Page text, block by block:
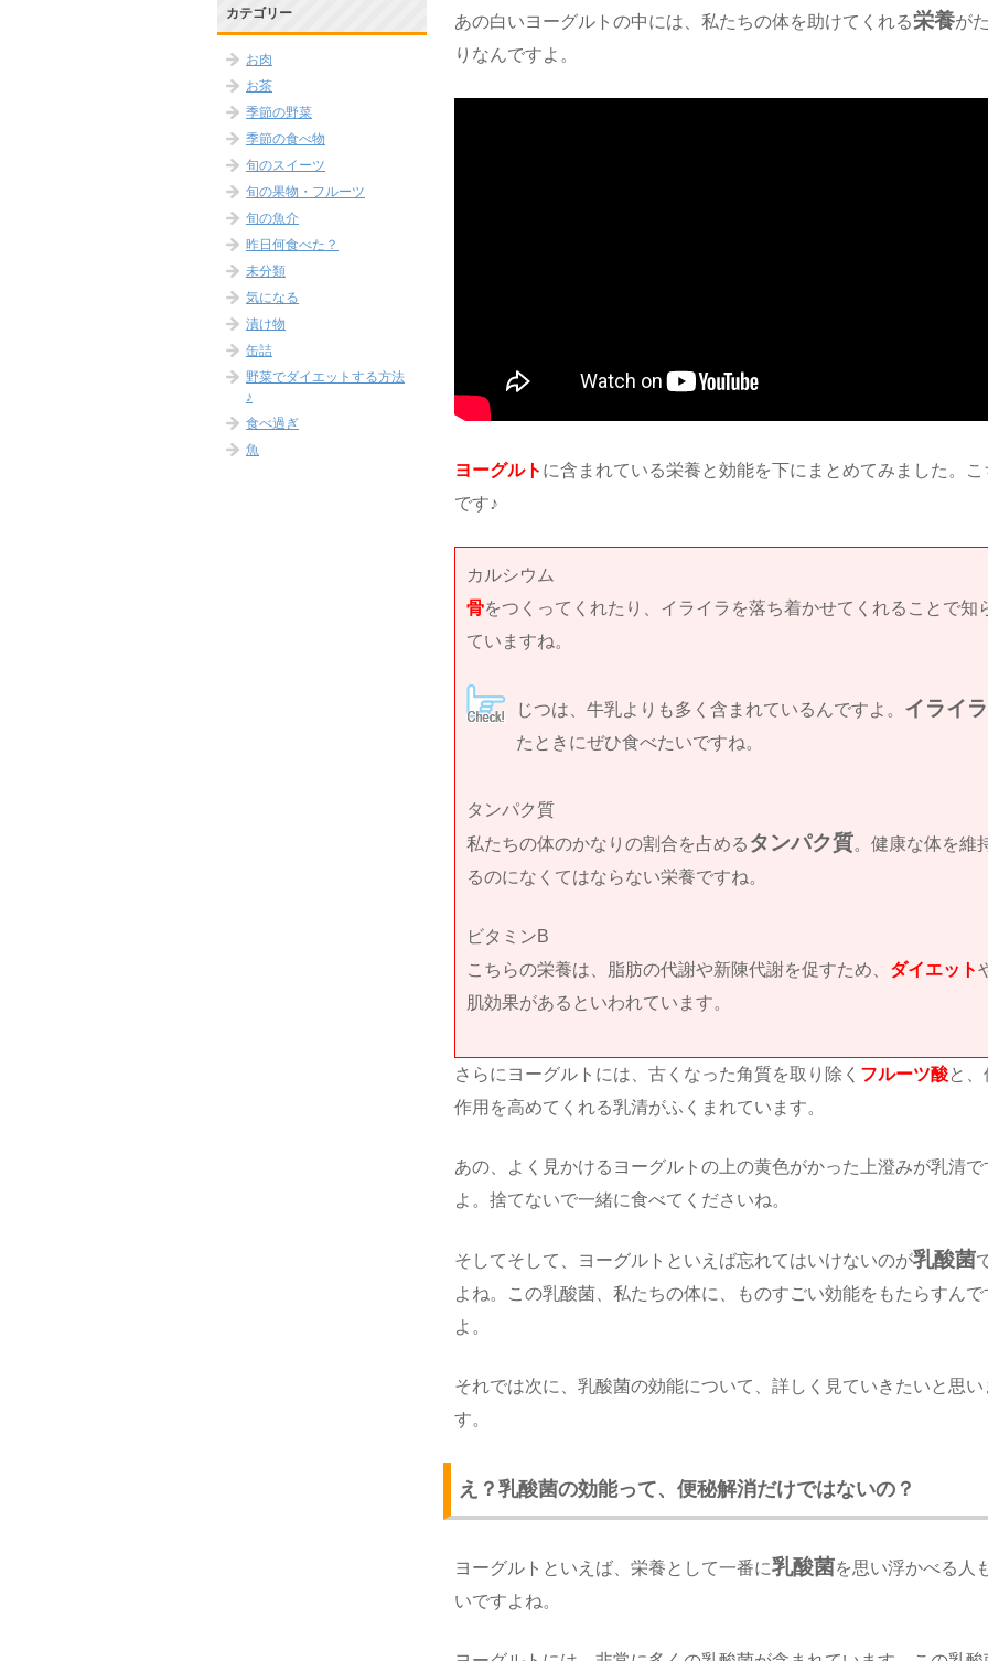
あの白いヨーグルトの中には、私たちの体を助けてくれる栄養が
りなんですよ。
ヨーグルト に含まれている栄養と効能を下にまとめてみました。こ
です♪
カルシウム
骨をつくってくれたり、イライラを落ち着かせてくれることで知
ていますね。
じつは、牛乳よりも多く含まれているんですよ。 イライラ
たときにぜひ食べたいですね。
タンパク質
私たちの体のかなりの割合を占める タンパク質。健康な体を維
るのになくてはならない栄養ですね。
ビタミンB
こちらの栄養は、脂肪の代謝や新陳代謝を促すため、 ダイエット
肌効果があるといわれています。
さらにヨーグルトには、古くなった角質を取り除く フルーツ酸と
作用を高めてくれる乳清がふくまれています。
あの、よく見かけるヨーグルトの上の黄色がかった上澄みが乳清で
よ。捨てないで一緒に食べてくださいね。
そしてそして、ヨーグルトといえば忘れてはいけないのが乳酸菌
よね。この乳酸菌、私たちの体に、ものすごい効能をもたらすんで
よ。
それでは次に、乳酸菌の効能について、詳しく見ていきたいと思い
す。
え？乳酸菌の効能って、便秘解消だけではないの？
ヨーグルトといえば、栄養として一番に乳酸菌を思い浮かべる人
いですよね。
カテゴリー
お肉
お茶
季節の野菜
季節の食べ物
旬のスイーツ
旬の果物・フルーツ
旬の魚介
昨日何食べた？
未分類
気になる
漬け物
缶詰
野菜でダイエットする方法
♪
食べ過ぎ
魚